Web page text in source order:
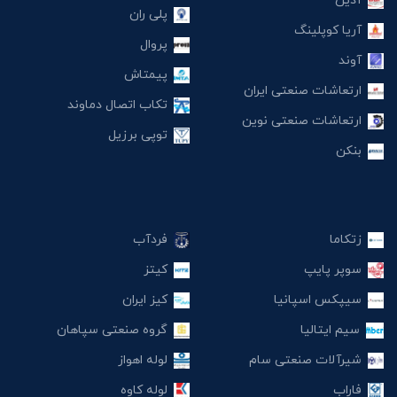
آریا کوپلینگ
آوند
ارتعاشات صنعتی ایران
ارتعاشات صنعتی نوین
بنکن
پلی ران
پروال
پیمتاش
تکاب اتصال دماوند
توپی برزیل
زتکاما
سوپر پایپ
سیپکس اسپانیا
سیم ایتالیا
شیرآلات صنعتی سام
فاراب
فردآب
کیتز
کیز ایران
گروه صنعتی سپاهان
لوله اهواز
لوله کاوه